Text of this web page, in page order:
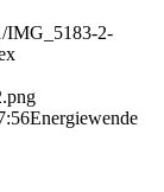
IMG_5183-2-
Energiewende